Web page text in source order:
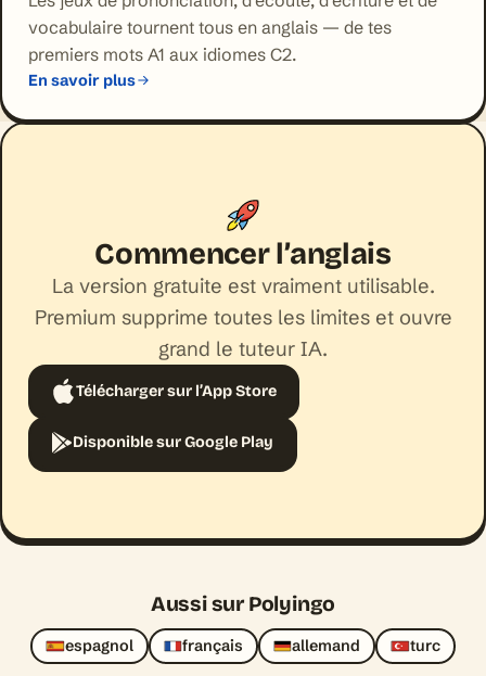
vocabulaire tournent tous en anglais — de tes
premiers mots A1 aux idiomes C2.
En savoir plus
Commencer l’anglais
La version gratuite est vraiment utilisable.
Premium supprime toutes les limites et ouvre
grand le tuteur IA.
Télécharger sur l’App Store
Disponible sur Google Play
Aussi sur Polyingo
espagnol français allemand turc